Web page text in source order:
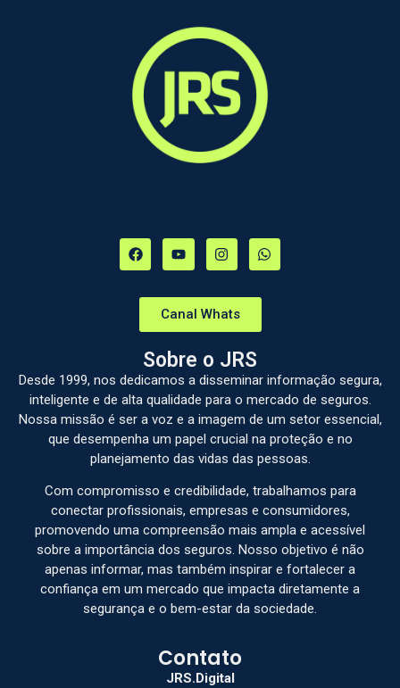
Canal Whats
Sobre o JRS
Desde 1999, nos dedicamos a disseminar informação segura,
inteligente e de alta qualidade para o mercado de seguros.
Nossa missão é ser a voz e a imagem de um setor essencial,
que desempenha um papel crucial na proteção e no
planejamento das vidas das pessoas.
Com compromisso e credibilidade, trabalhamos para
conectar profissionais, empresas e consumidores,
promovendo uma compreensão mais ampla e acessível
sobre a importância dos seguros. Nosso objetivo é não
apenas informar, mas também inspirar e fortalecer a
confiança em um mercado que impacta diretamente a
segurança e o bem-estar da sociedade.
Contato
JRS.Digital